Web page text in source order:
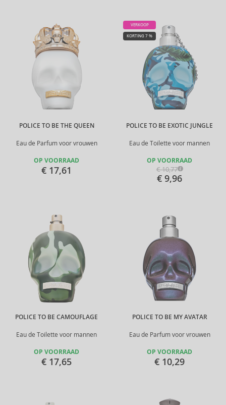
POLICE TO BE THE QUEEN
Eau de Parfum voor vrouwen
OP VOORRAAD
€ 17,61
POLICE TO BE EXOTIC JUNGLE
Eau de Toilette voor mannen
VERKOOP
KORTING 7 %
OP VOORRAAD
€ 10,77
€ 9,96
POLICE TO BE CAMOUFLAGE
Eau de Toilette voor mannen
OP VOORRAAD
€ 17,65
POLICE TO BE MY AVATAR
Eau de Parfum voor vrouwen
OP VOORRAAD
€ 10,29